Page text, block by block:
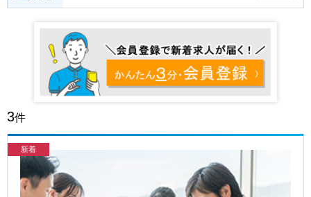
3件
新着